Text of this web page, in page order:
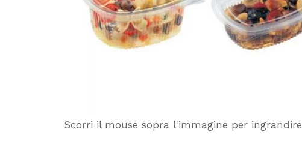
Scorri il mouse sopra l'immagine per ingrandire